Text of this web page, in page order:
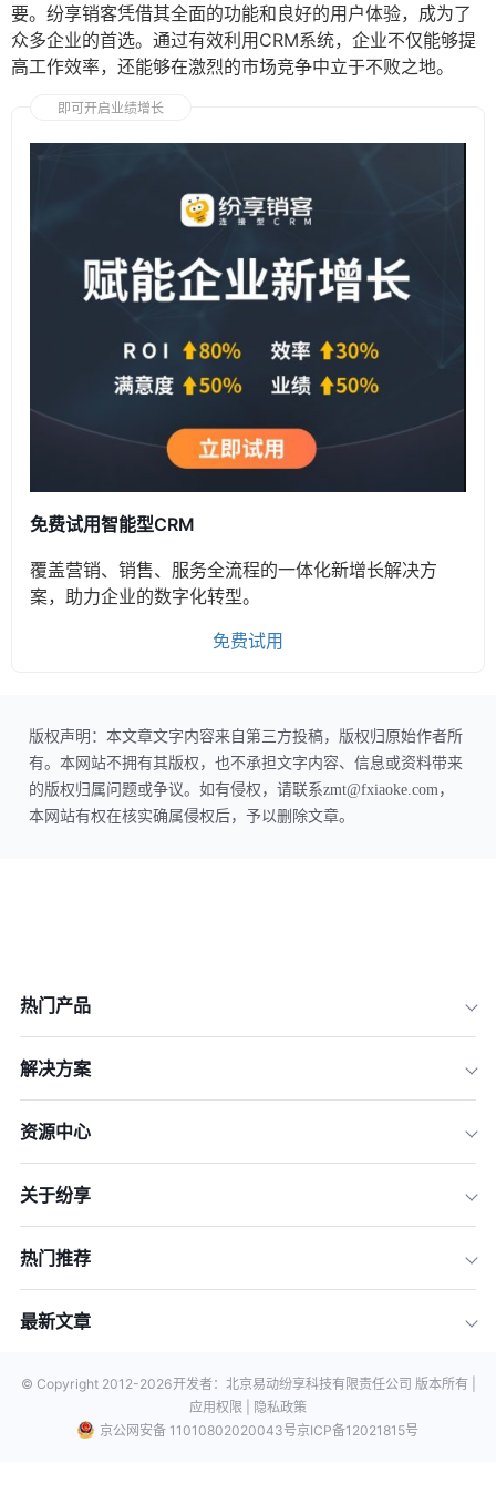
要。纷享销客凭借其全面的功能和良好的用户体验，成为了
众多企业的首选。通过有效利用CRM系统，企业不仅能够提
高工作效率，还能够在激烈的市场竞争中立于不败之地。
即可开启业绩增长
免费试用智能型CRM
覆盖营销、销售、服务全流程的一体化新增长解决方
案，助力企业的数字化转型。
免费试用
版权声明：本文章文字内容来自第三方投稿，版权归原始作者所
有。本网站不拥有其版权，也不承担文字内容、信息或资料带来
的版权归属问题或争议。如有侵权，请联系zmt@fxiaoke.com，
本网站有权在核实确属侵权后，予以删除文章。
热门产品
解决方案
资源中心
关于纷享
热门推荐
最新文章
© Copyright 2012-2026开发者：北京易动纷享科技有限责任公司 版本所有 |
应用权限 |
隐私政策
京公网安备 11010802020043号京ICP备12021815号